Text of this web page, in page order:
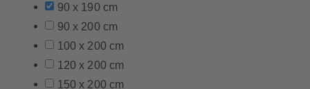
90 x 190 cm
90 x 200 cm
100 x 200 cm
120 x 200 cm
150 x 200 cm